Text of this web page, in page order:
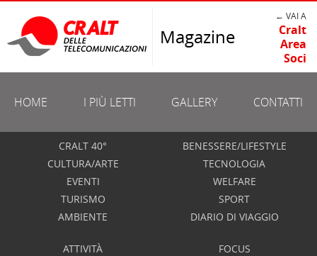
Magazine
← VAI A
Cralt
Area
Soci
HOME I PIÙ LETTI GALLERY CONTATTI
CRALT 40°
CULTURA/ARTE
EVENTI
TURISMO
AMBIENTE
BENESSERE/LIFESTYLE
TECNOLOGIA
WELFARE
SPORT
DIARIO DI VIAGGIO
ATTIVITÀ
FOCUS